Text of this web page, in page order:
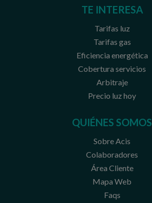
TE INTERESA
Tarifas luz
Tarifas gas
Eficiencia energética
Cobertura servicios
Arbitraje
Precio luz hoy
QUIÉNES SOMOS
Sobre Acis
Colaboradores
Área Cliente
Mapa Web
Faqs